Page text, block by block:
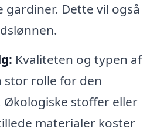
gardiner. Dette vil også
Kvaliteten og typen af
stor rolle for den
Økologiske stoffer eller
materialer koster